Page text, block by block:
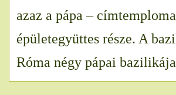
azaz a pápa –
épületegyüttes része. A
Róma négy pápai